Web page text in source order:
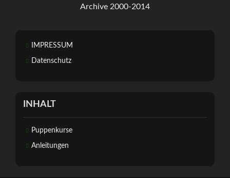
Archive 2000-2014
IMPRESSUM
Datenschutz
INHALT
Puppenkurse
Anleitungen